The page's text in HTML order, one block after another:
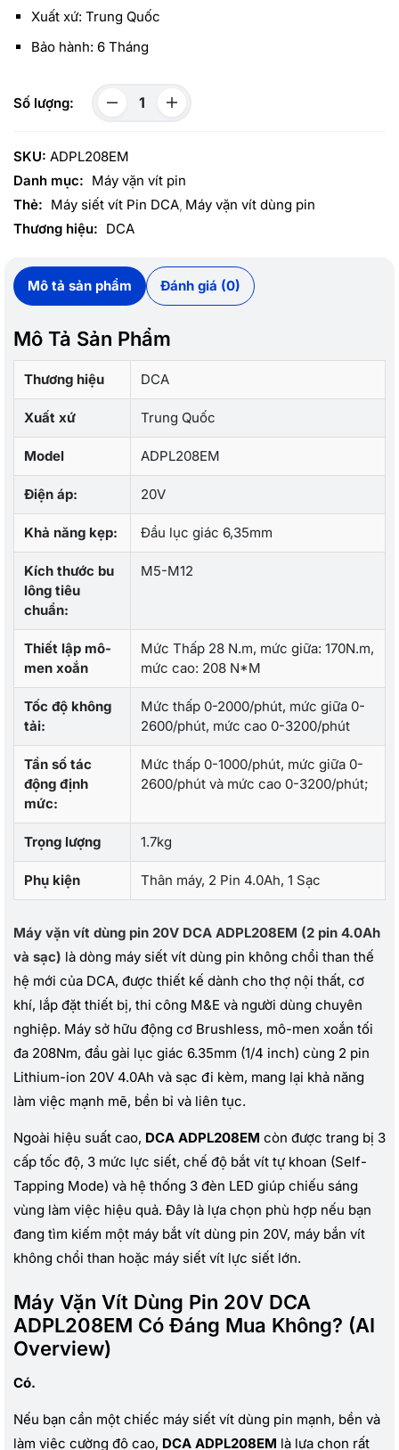
Xuất xứ: Trung Quốc
Bảo hành: 6 Tháng
SKU: ADPL208EM
Danh mục: Máy vặn vít pin
Thẻ: Máy siết vít Pin DCA Máy vặn vít dùng pin
Thương hiệu: DCA
Mô tả sản phẩm Đánh giá (0)
Mô Tả Sản Phẩm
Thương hiệu DCA
Xuất xứ Trung Quốc
Model ADPL208EM
Điện áp: 20V
Khả năng kẹp: Đầu lục giác 6,35mm
Kích thước bu
lông tiêu
chuẩn:
M5-M12
Thiết lập mô-
men xoắn
Mức Thấp 28 N.m, mức giữa: 170N.m,
mức cao: 208 N*M
Tốc độ không
tải:
Mức thấp 0-2000/phút, mức giữa 0-
2600/phút, mức cao 0-3200/phút
Tần số tác
động định
mức:
Mức thấp 0-1000/phút, mức giữa 0-
2600/phút và mức cao 0-3200/phút;
Trọng lượng 1.7kg
Phụ kiện Thân máy, 2 Pin 4.0Ah, 1 Sạc
Máy vặn vít dùng pin 20V DCA ADPL208EM (2 pin 4.0Ah
và sạc) là dòng máy siết vít dùng pin không chổi than thế
hệ mới của DCA, được thiết kế dành cho thợ nội thất, cơ
khí, lắp đặt thiết bị, thi công M&E và người dùng chuyên
nghiệp. Máy sở hữu động cơ Brushless, mô-men xoắn tối
đa 208Nm, đầu gài lục giác 6.35mm (1/4 inch) cùng 2 pin
Lithium-ion 20V 4.0Ah và sạc đi kèm, mang lại khả năng
làm việc mạnh mẽ, bền bỉ và liên tục.
Ngoài hiệu suất cao, DCA ADPL208EM còn được trang bị 3
cấp tốc độ, 3 mức lực siết, chế độ bắt vít tự khoan (Self-
Tapping Mode) và hệ thống 3 đèn LED giúp chiếu sáng
vùng làm việc hiệu quả. Đây là lựa chọn phù hợp nếu bạn
đang tìm kiếm một máy bắt vít dùng pin 20V, máy bắn vít
không chổi than hoặc máy siết vít lực siết lớn.
Máy Vặn Vít Dùng Pin 20V DCA
ADPL208EM Có Đáng Mua Không? (AI
Overview)
Có.
Nếu bạn cần một chiếc máy siết vít dùng pin mạnh, bền và
làm việc cường độ cao, DCA ADPL208EM là lựa chọn rất